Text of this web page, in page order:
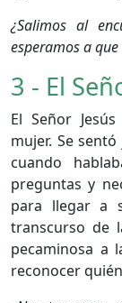
¿Salimos al
esperamos a
3 - El
El Señor
mujer. Se
cuando
preguntas y
para llegar a
transcurso de
pecaminosa a
reconocer